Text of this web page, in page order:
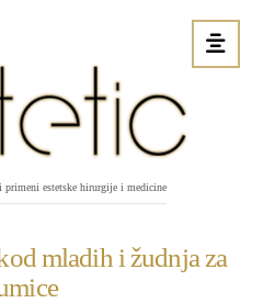
primeni estetske hirurgije i medicine
mladih i žudnja za